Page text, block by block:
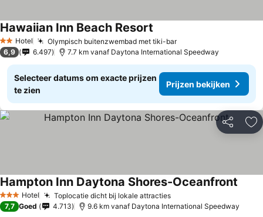
2 Sterren
Hotel Olympisch buitenzwembad met tiki-barPrijzen bekijken
Hawaiian Inn Beach Resort
6,9 6.497 7.7 km vanaf Daytona International Speedway
Selecteer datums om exacte prijzen
te zien
Prijzen bekijken
Delen
3 SterrenHotel Toplocatie dicht bij lokale attractiesPrijzen bekijken
Hampton Inn Daytona Shores-Oceanfront
7,7 Goed 4.713 9.6 km vanaf Daytona International Speedway